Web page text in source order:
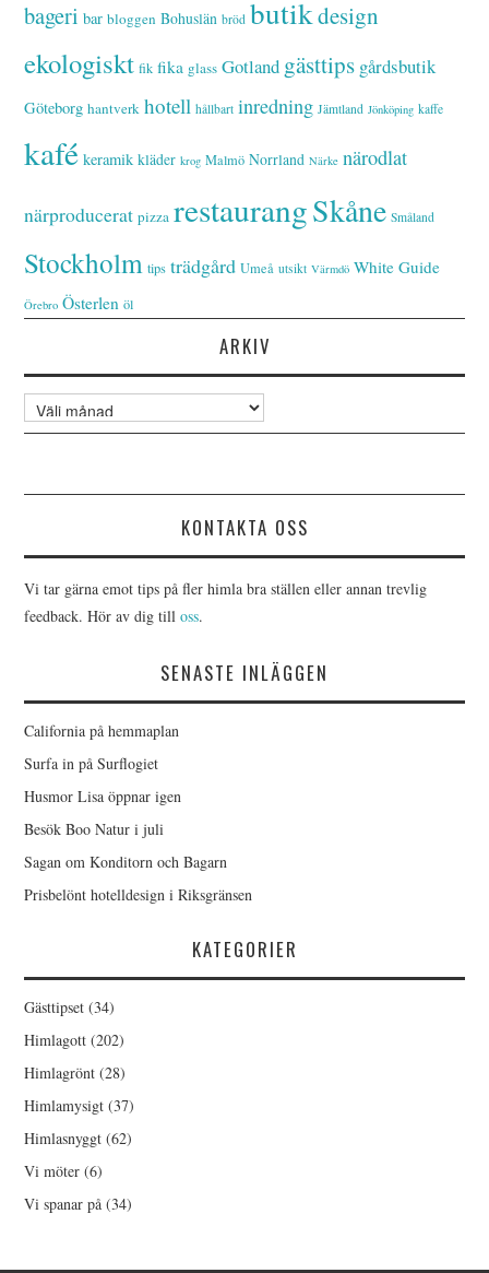
bageri bar bloggen Bohuslän bröd butikdesign
ekologiskt fik fika glass Gotland gästtips gårdsbutik
Göteborg hantverk hotell hållbart inredning Jämtland Jönköping kaffe
kafé keramik kläder krog Malmö Norrland Närke närodlat
närproducerat pizza restaurangSkåne Småland
Stockholm tips trädgård Umeå utsikt Värmdö White Guide
Örebro Österlen öl
ARKIV
Arkiv
KONTAKTA OSS
Vi tar gärna emot tips på fler himla bra ställen eller annan trevlig
feedback. Hör av dig tilloss.
SENASTE INLÄGGEN
California på hemmaplan
Surfa in på Surflogiet
Husmor Lisa öppnar igen
Besök Boo Natur i juli
Sagan om Konditorn och Bagarn
Prisbelönt hotelldesign i Riksgränsen
KATEGORIER
Gästtipset (34)
Himlagott (202)
Himlagrönt (28)
Himlamysigt (37)
Himlasnyggt (62)
Vi möter (6)
Vi spanar på (34)